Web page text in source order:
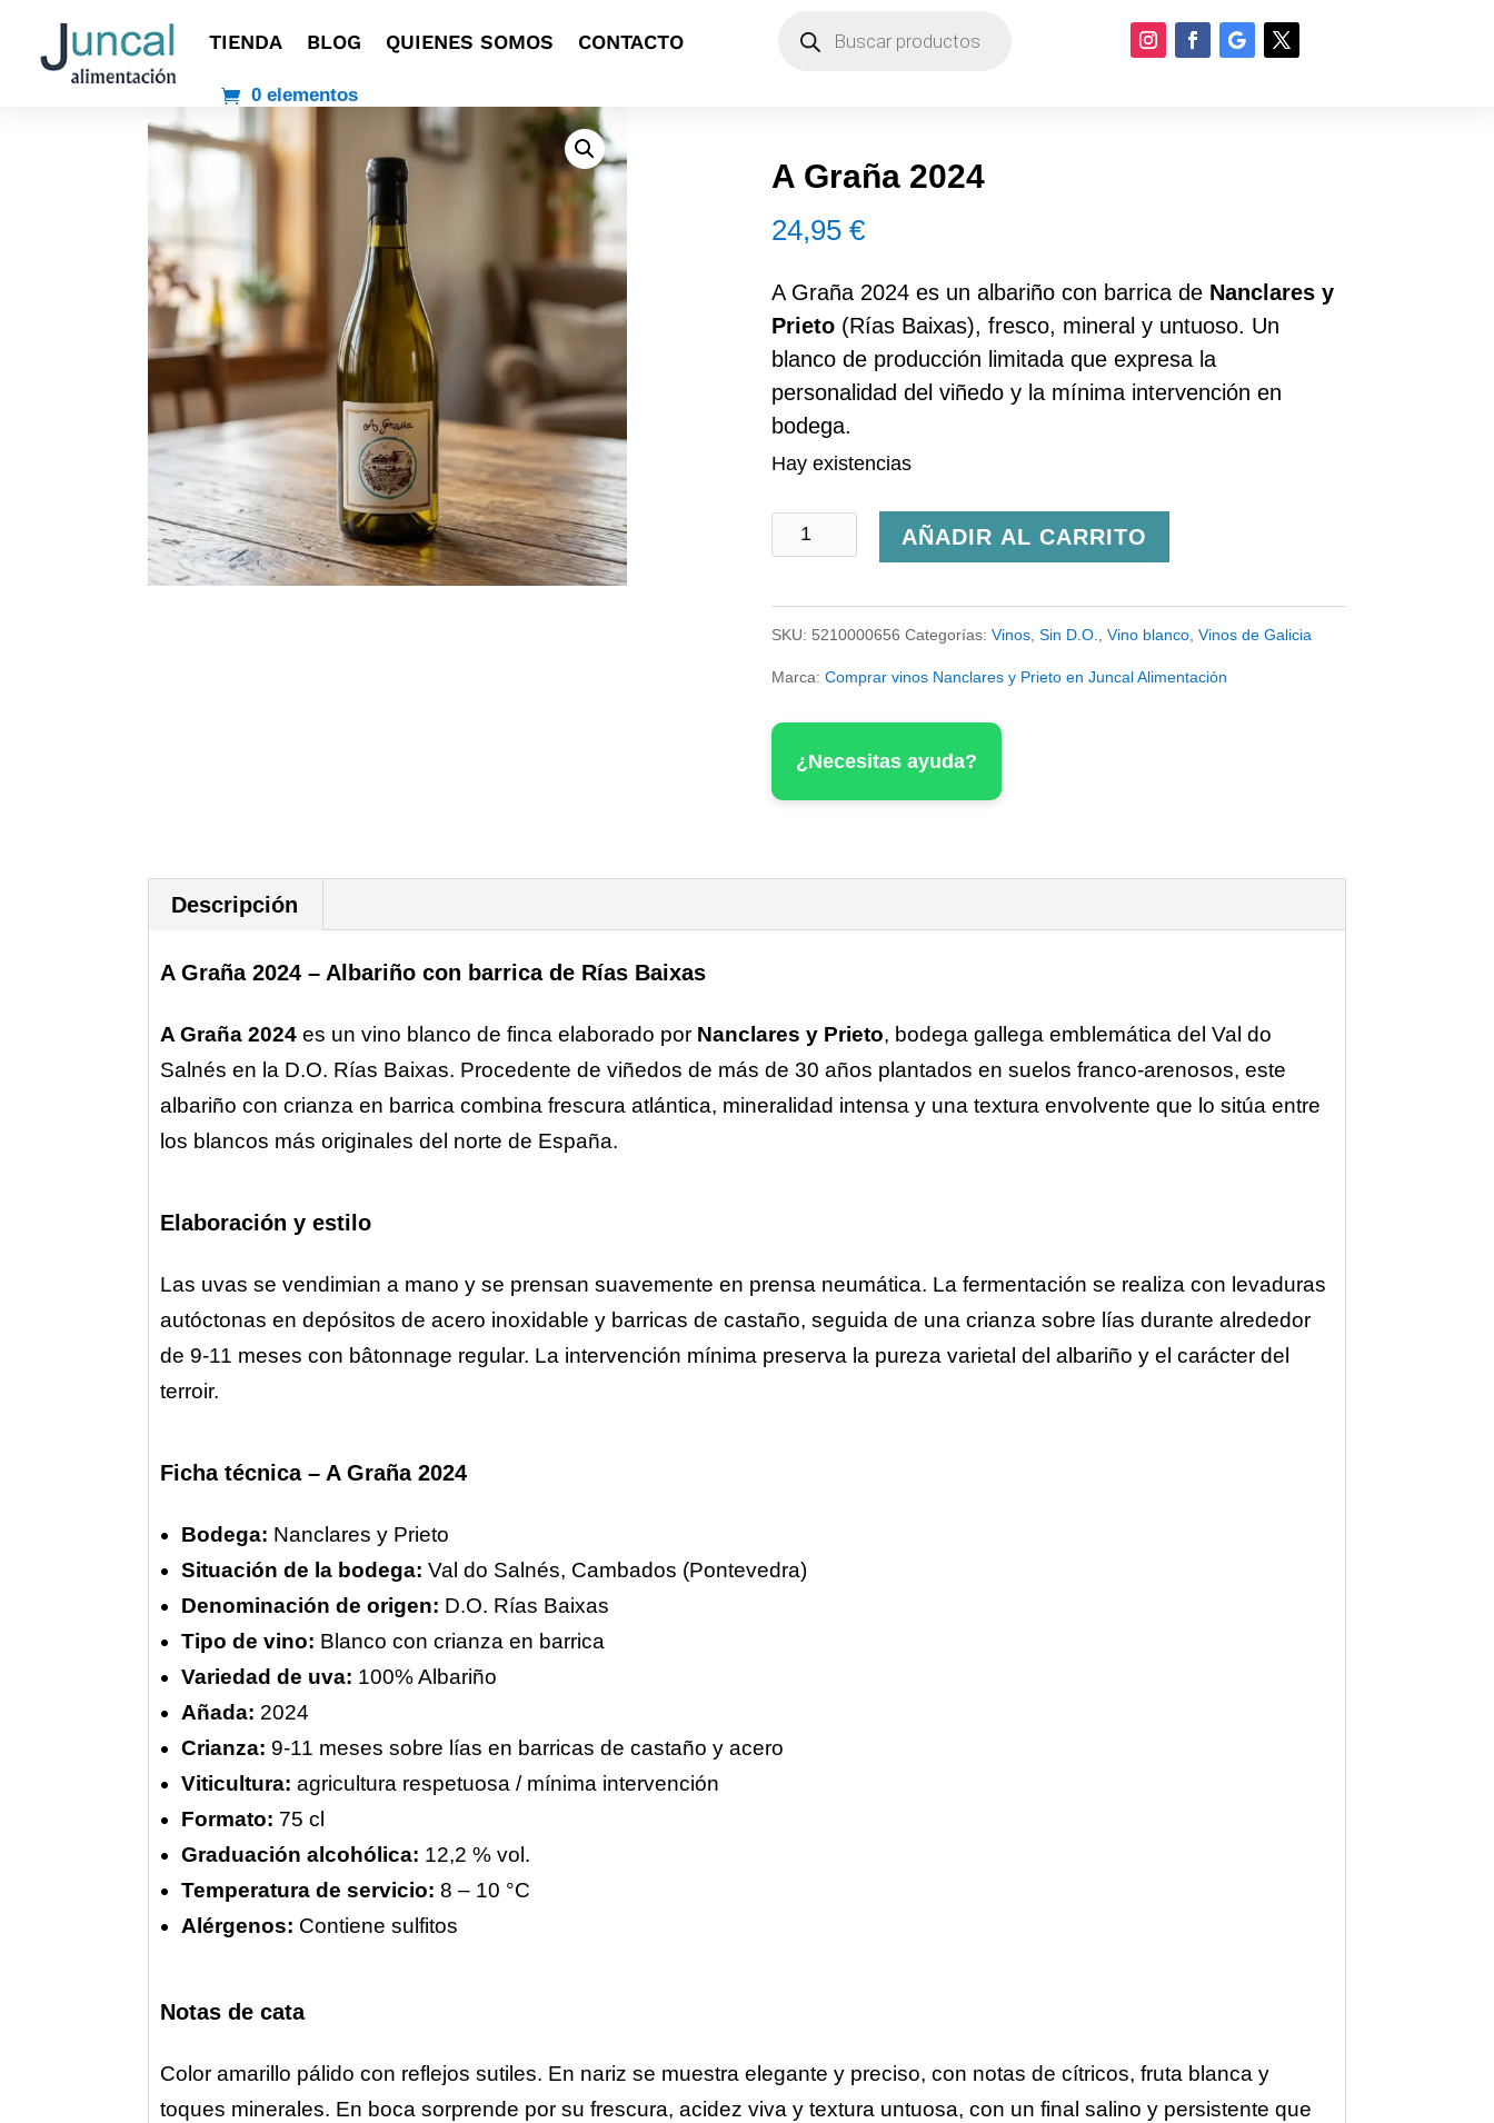
TIENDA BLOG QUIENES SOMOS CONTACTO
0 elementos
de
A Graña 2024
24,95 €
A Graña 2024 es un albariño con barrica de Nanclares y
Prieto(Rías Baixas), fresco, mineral y untuoso. Un
blanco de producción limitada que expresa la
personalidad del viñedo y la mínima intervención en
bodega.
Hay existencias
AÑADIR AL CARRITO
SKU: 5210000656 Categorías: Vinos, Sin D.O. Vino blanco, Vinos de Galicia
Marca: Comprar vinos Nanclares y Prieto en Juncal Alimentación
¿Necesitas ayuda?
Descripción
A Graña 2024 – Albariño con barrica de Rías Baixas
A Graña 2024es un vino blanco de finca elaborado por Nanclares y Prieto, bodega gallega emblemática del Val do
Salnés en la D.O. Rías Baixas. Procedente de viñedos de más de 30 años plantados en suelos franco-arenosos, este
albariño con crianza en barrica combina frescura atlántica, mineralidad intensa y una textura envolvente que lo sitúa entre
los blancos más originales del norte de España.
Elaboración y estilo
Las uvas se vendimian a mano y se prensan suavemente en prensa neumática. La fermentación se realiza con levaduras
autóctonas en depósitos de acero inoxidable y barricas de castaño, seguida de una crianza sobre lías durante alrededor
de 9-11 meses con bâtonnage regular. La intervención mínima preserva la pureza varietal del albariño y el carácter del
terroir.
Ficha técnica – A Graña 2024
Bodega: Nanclares y Prieto
Situación de la bodega: Val do Salnés, Cambados (Pontevedra)
Denominación de origen: D.O. Rías Baixas
Tipo de vino: Blanco con crianza en barrica
Variedad de uva: 100% Albariño
Añada: 2024
Crianza: 9-11 meses sobre lías en barricas de castaño y acero
Viticultura: agricultura respetuosa / mínima intervención
Formato: 75 cl
Graduación alcohólica: 12,2 % vol.
Temperatura de servicio: 8 – 10 °C
Alérgenos: Contiene sulfitos
Notas de cata
Color amarillo pálido con reflejos sutiles. En nariz se muestra elegante y preciso, con notas de cítricos, fruta blanca y
toques minerales. En boca sorprende por su frescura, acidez viva y textura untuosa, con un final salino y persistente que